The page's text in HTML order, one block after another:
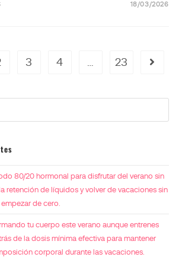
18/03/2026
3 4 … 23
80/20 hormonal para disfrutar del verano sin
retención de líquidos y volver de vacaciones sin
de cero.
tu cuerpo este verano aunque entrenes
de la dosis mínima efectiva para mantener
corporal durante las vacaciones.